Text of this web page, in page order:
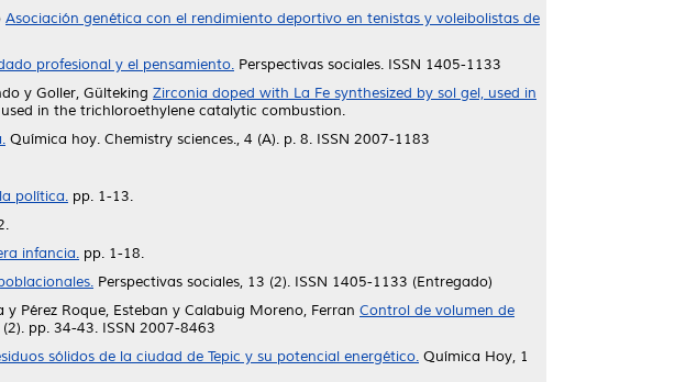
Asociación genética con el rendimiento deportivo en tenistas y voleibolistas de
profesional y el pensamiento. Perspectivas sociales. ISSN 1405-1133
y Goller, Gülteking Zirconia doped with La Fe synthesized by sol gel, used in
in the trichloroethylene catalytic combustion.
Química hoy. Chemistry sciences., 4 (A). p. 8. ISSN 2007-1183
política. pp. 1-13.
infancia. pp. 1-18.
Perspectivas sociales, 13 (2). ISSN 1405-1133 (Entregado)
y Pérez Roque, Esteban y Calabuig Moreno, Ferran Control de volumen de
pp. 34-43. ISSN 2007-8463
sólidos de la ciudad de Tepic y su potencial energético. Química Hoy, 1